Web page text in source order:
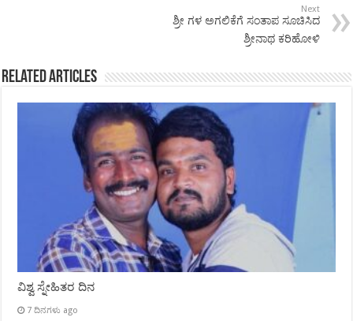
Next
ಶ್ರೀ ಗಳ ಅಗಲಿಕೆಗೆ ಸಂತಾಪ ಸೂಚಿಸಿದ
ಶ್ರೀನಾಥ ಕರಿಹೋಳಿ
Related Articles
ವಿಶ್ವ ಸ್ನೇಹಿತರ ದಿನ
7 ದಿನಗಳು ago